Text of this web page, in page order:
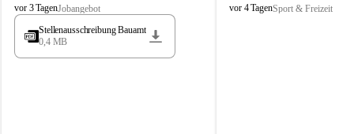
S
t
s
vor 3 TagenJobangebot
Stellenausschreibung Bauamt
0,4 MB
S
vor 4 TagenSport & Freizeit